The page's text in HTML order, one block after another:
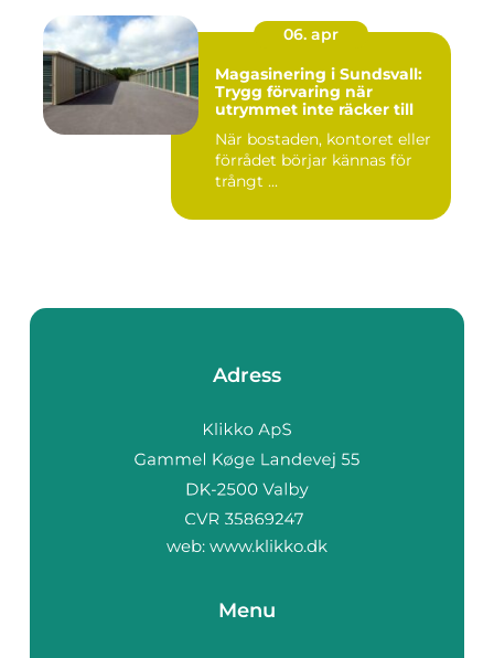
06. apr
Magasinering i Sundsvall:
Trygg förvaring när
utrymmet inte räcker till
När bostaden, kontoret eller
förrådet börjar kännas för
trångt ...
Adress
web: www.klikko.dk
Menu